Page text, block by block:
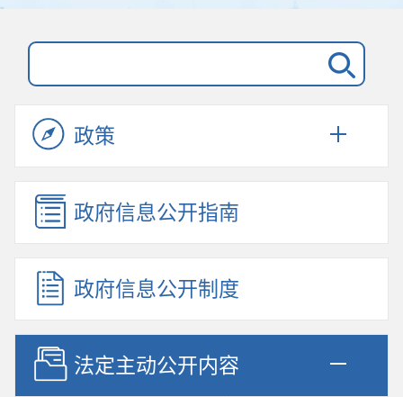
政策
政府信息公开指南
政府信息公开制度
法定主动公开内容